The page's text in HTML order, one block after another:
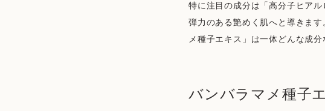
特に注目の成分は「高分子ヒア
弾力のある艶めく肌へと導きま
メ種子エキス」は一体どんな成分
バンバラマメ種子